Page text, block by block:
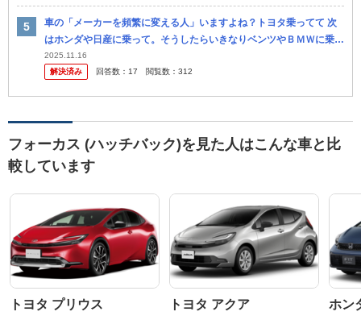
車の「メーカーを頻繁に変える人」いますよね？トヨタ乗ってて 次
はホンダや日産に乗って。そうしたらいきなりベンツやＢＭＷに乗っ
て、 またマツダに買えたりする人。 別に本人が好きな車に乗ってる
だけだ...
2025.11.16
解決済み
回答数： 17 閲覧数： 312
フォーカス (ハッチバック)を見た人はこんな車と比
較しています
トヨタ プリウス トヨタ アクア ホン